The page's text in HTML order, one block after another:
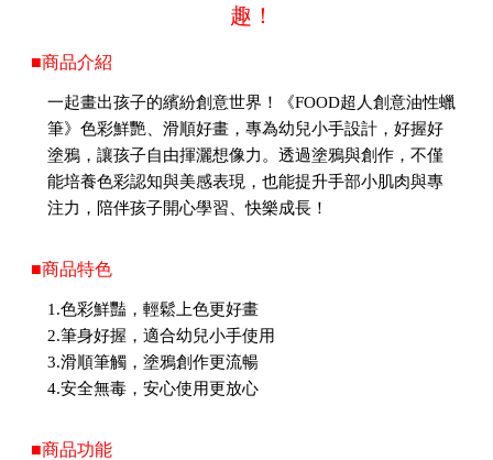
趣！
■商品介紹
一起畫出孩子的繽紛創意世界！《FOOD超人創意油性蠟
筆》色彩鮮艷、滑順好畫，專為幼兒小手設計，好握好
塗鴉，讓孩子自由揮灑想像力。透過塗鴉與創作，不僅
能培養色彩認知與美感表現，也能提升手部小肌肉與專
注力，陪伴孩子開心學習、快樂成長！
■商品特色
1.色彩鮮豔，輕鬆上色更好畫
2.筆身好握，適合幼兒小手使用
3.滑順筆觸，塗鴉創作更流暢
4.安全無毒，安心使用更放心
■商品功能